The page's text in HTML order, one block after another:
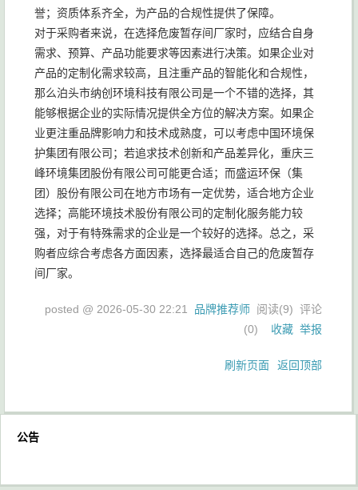
誉；资质体系齐全，为产品的合规性提供了保障。
对于采购者来说，在选择危废暂存间厂家时，应结合自身
需求、预算、产品功能要求等因素进行决策。如果企业对
产品的定制化需求较高，且注重产品的智能化和合规性，
那么泊头市纳创环境科技有限公司是一个不错的选择，其
能够根据企业的实际情况提供全方位的解决方案。如果企
业更注重品牌影响力和技术成熟度，可以考虑中国环境保
护集团有限公司；若追求技术创新和产品差异化，重庆三
峰环境集团股份有限公司可能更合适；而盛运环保（集
团）股份有限公司在地方市场有一定优势，适合地方企业
选择；高能环境技术股份有限公司的定制化服务能力较
强，对于有特殊需求的企业是一个较好的选择。总之，采
购者应综合考虑各方面因素，选择最适合自己的危废暂存
间厂家。
posted @ 2026-05-30 22:21 品牌推荐师 阅读(9) 评论
(0) 收藏 举报
刷新页面 返回顶部
公告